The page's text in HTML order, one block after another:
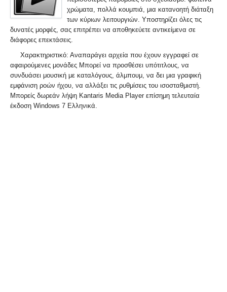
χρώματα, πολλά κουμπιά, μια κατανοητή διάταξη
των κύριων λειτουργιών. Υποστηρίζει όλες τις
δυνατές μορφές, σας επιτρέπει να αποθηκεύετε αντικείμενα σε
διάφορες επεκτάσεις.
Χαρακτηριστικό: Αναπαράγει αρχεία που έχουν εγγραφεί σε
αφαιρούμενες μονάδες Μπορεί να προσθέσει υπότιτλους, να
συνδυάσει μουσική με καταλόγους, άλμπουμ, να δει μια γραφική
εμφάνιση ροών ήχου, να αλλάξει τις ρυθμίσεις του ισοσταθμιστή.
Μπορείς δωρεάν λήψη Kantaris Media Player επίσημη τελευταία
έκδοση Windows 7 Ελληνικά.